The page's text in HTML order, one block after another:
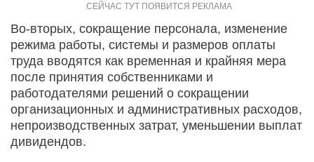
Во-вторых, сокращение персонала, изменение
режима работы, системы и размеров оплаты
труда вводятся как временная и крайняя мера
после принятия собственниками и
работодателями решений о сокращении
организационных и административных расходов,
непроизводственных затрат, уменьшении выплат
дивидендов.